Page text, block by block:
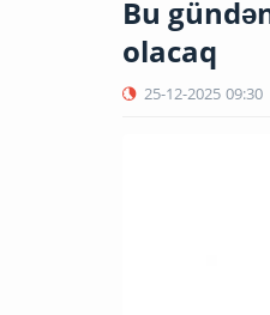
Bu
olacaq
25-12-2025 09:30